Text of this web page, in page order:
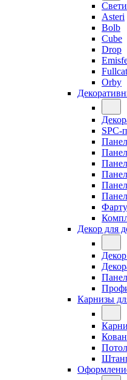
Asteri
Bolb
Cube
Drop
Fullcat
Orby
SPC-
Декор для
Карнизы